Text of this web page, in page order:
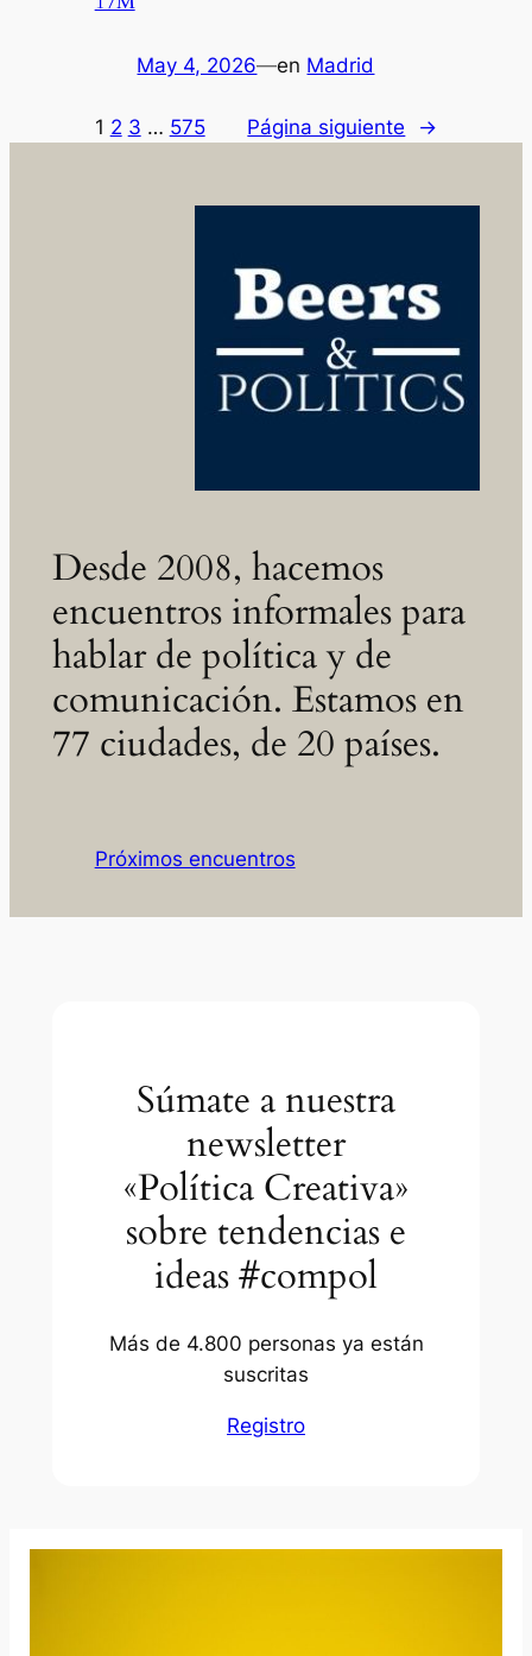
May 4, 2026—en Madrid
1 2 3 … 575 Página siguiente →
Desde 2008, hacemos
encuentros informales para
hablar de política y de
comunicación. Estamos en
77 ciudades, de 20 países.
Próximos encuentros
Súmate a nuestra
newsletter
«Política Creativa»
sobre tendencias e
ideas #compol
Más de 4.800 personas ya están
suscritas
Registro